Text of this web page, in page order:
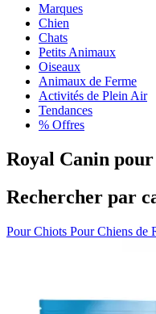
Marques
Chien
Chats
Petits Animaux
Oiseaux
Animaux de Ferme
Activités de Plein Air
Tendances
% Offres
Royal Canin
Rechercher par
Pour Chiots Pour Chiens de